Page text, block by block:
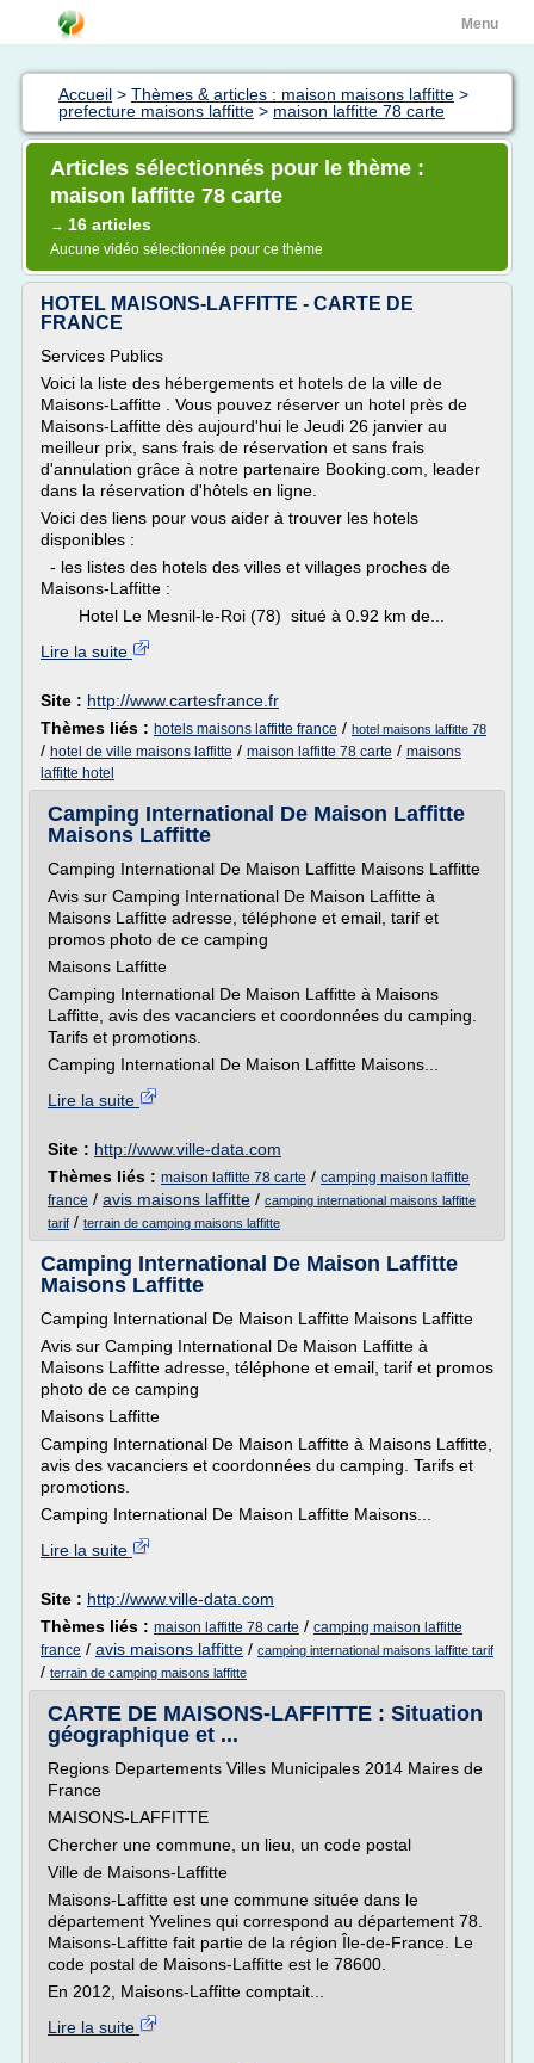
Menu
Accueil > Thèmes & articles : maison maisons laffitte >
prefecture maisons laffitte > maison laffitte 78 carte
Articles sélectionnés pour le thème :
maison laffitte 78 carte
→ 16 articles
Aucune vidéo sélectionnée pour ce thème
HOTEL MAISONS-LAFFITTE - CARTE DE
FRANCE
Services Publics
Voici la liste des hébergements et hotels de la ville de
Maisons-Laffitte . Vous pouvez réserver un hotel près de
Maisons-Laffitte dès aujourd'hui le Jeudi 26 janvier au
meilleur prix, sans frais de réservation et sans frais
d'annulation grâce à notre partenaire Booking.com, leader
dans la réservation d'hôtels en ligne.
Voici des liens pour vous aider à trouver les hotels
disponibles :
- les listes des hotels des villes et villages proches de
Maisons-Laffitte :
Hotel Le Mesnil-le-Roi (78) situé à 0.92 km de...
Lire la suite
Site : http://www.cartesfrance.fr
Thèmes liés : hotels maisons laffitte france / hotel maisons laffitte 78
/ hotel de ville maisons laffitte / maison laffitte 78 carte / maisons
laffitte hotel
Camping International De Maison Laffitte
Maisons Laffitte
Camping International De Maison Laffitte Maisons Laffitte
Avis sur Camping International De Maison Laffitte à
Maisons Laffitte adresse, téléphone et email, tarif et
promos photo de ce camping
Maisons Laffitte
Camping International De Maison Laffitte à Maisons
Laffitte, avis des vacanciers et coordonnées du camping.
Tarifs et promotions.
Camping International De Maison Laffitte Maisons...
Lire la suite
Site : http://www.ville-data.com
Thèmes liés : maison laffitte 78 carte / camping maison laffitte
france / avis maisons laffitte / camping international maisons laffitte
tarif / terrain de camping maisons laffitte
Camping International De Maison Laffitte
Maisons Laffitte
Camping International De Maison Laffitte Maisons Laffitte
Avis sur Camping International De Maison Laffitte à
Maisons Laffitte adresse, téléphone et email, tarif et promos
photo de ce camping
Maisons Laffitte
Camping International De Maison Laffitte à Maisons Laffitte,
avis des vacanciers et coordonnées du camping. Tarifs et
promotions.
Camping International De Maison Laffitte Maisons...
Lire la suite
Site : http://www.ville-data.com
Thèmes liés : maison laffitte 78 carte / camping maison laffitte
france / avis maisons laffitte / camping international maisons laffitte tarif
/ terrain de camping maisons laffitte
CARTE DE MAISONS-LAFFITTE : Situation
géographique et ...
Regions Departements Villes Municipales 2014 Maires de
France
MAISONS-LAFFITTE
Chercher une commune, un lieu, un code postal
Ville de Maisons-Laffitte
Maisons-Laffitte est une commune située dans le
département Yvelines qui correspond au département 78.
Maisons-Laffitte fait partie de la région Île-de-France. Le
code postal de Maisons-Laffitte est le 78600.
En 2012, Maisons-Laffitte comptait...
Lire la suite